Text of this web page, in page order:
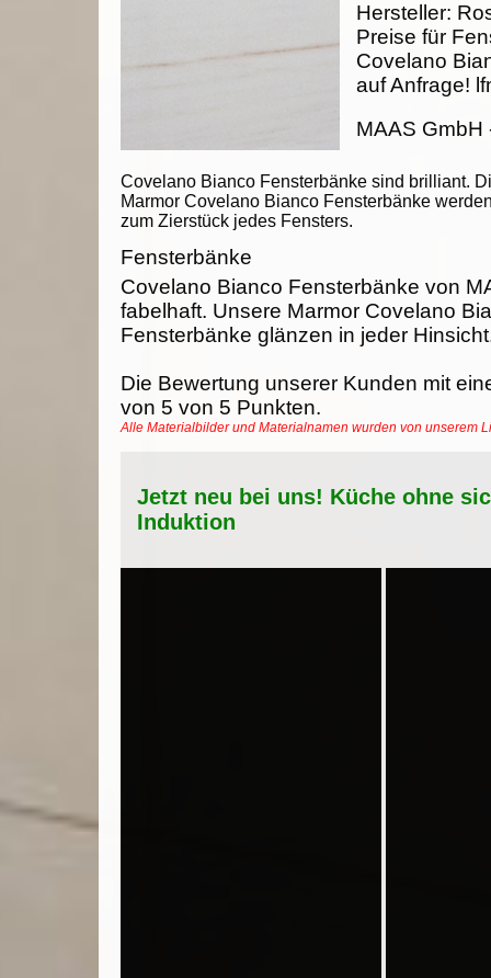
Covelano Bianco Fensterbänke sind brilliant.
Marmor Covelano Bianco Fensterbänke
zum Zierstück jedes Fensters.
Hersteller:
Preise für
Covelano
auf Anfrage!
MAAS GmbH
Fensterbänke
Covelano Bianco Fensterbänke von
fabelhaft. Unsere Marmor Covelano
Fensterbänke glänzen in jeder
Die Bewertung unserer Kunden mit
von 5 von 5 Punkten.
Alle Materialbilder und Materialnamen wurden von unserem
Jetzt neu bei uns! Küche ohne
Induktion